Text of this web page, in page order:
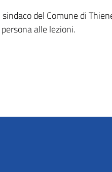
del Comune di
alle lezioni.